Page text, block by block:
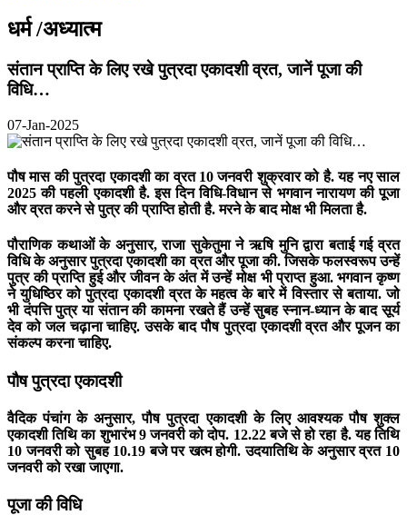
धर्म /अध्यात्म
संतान प्राप्ति के लिए रखे पुत्रदा एकादशी व्रत, जानें पूजा की
विधि…
07-Jan-2025
पौष मास की पुत्रदा एकादशी का व्रत 10 जनवरी शुक्रवार को है. यह नए साल
2025 की पहली एकादशी है. इस दिन विधि-विधान से भगवान नारायण की पूजा
और व्रत करने से पुत्र की प्राप्ति होती है. मरने के बाद मोक्ष भी मिलता है.
पौराणिक कथाओं के अनुसार, राजा सुकेतुमा ने ऋषि मुनि द्वारा बताई गई व्रत
विधि के अनुसार पुत्रदा एकादशी का व्रत और पूजा की. जिसके फलस्वरूप उन्हें
पुत्र की प्राप्ति हुई और जीवन के अंत में उन्हें मोक्ष भी प्राप्त हुआ. भगवान कृष्ण
ने युधिष्ठिर को पुत्रदा एकादशी व्रत के महत्व के बारे में विस्तार से बताया. जो
भी दंपत्ति पुत्र या संतान की कामना रखते हैं उन्हें सुबह स्नान-ध्यान के बाद सूर्य
देव को जल चढ़ाना चाहिए. उसके बाद पौष पुत्रदा एकादशी व्रत और पूजन का
संकल्प करना चाहिए.
पौष पुत्रदा एकादशी
वैदिक पंचांग के अनुसार, पौष पुत्रदा एकादशी के लिए आवश्यक पौष शुक्ल
एकादशी तिथि का शुभारंभ 9 जनवरी को दोप. 12.22 बजे से हो रहा है. यह तिथि
10 जनवरी को सुबह 10.19 बजे पर खत्म होगी. उदयातिथि के अनुसार व्रत 10
जनवरी को रखा जाएगा.
पूजा की विधि